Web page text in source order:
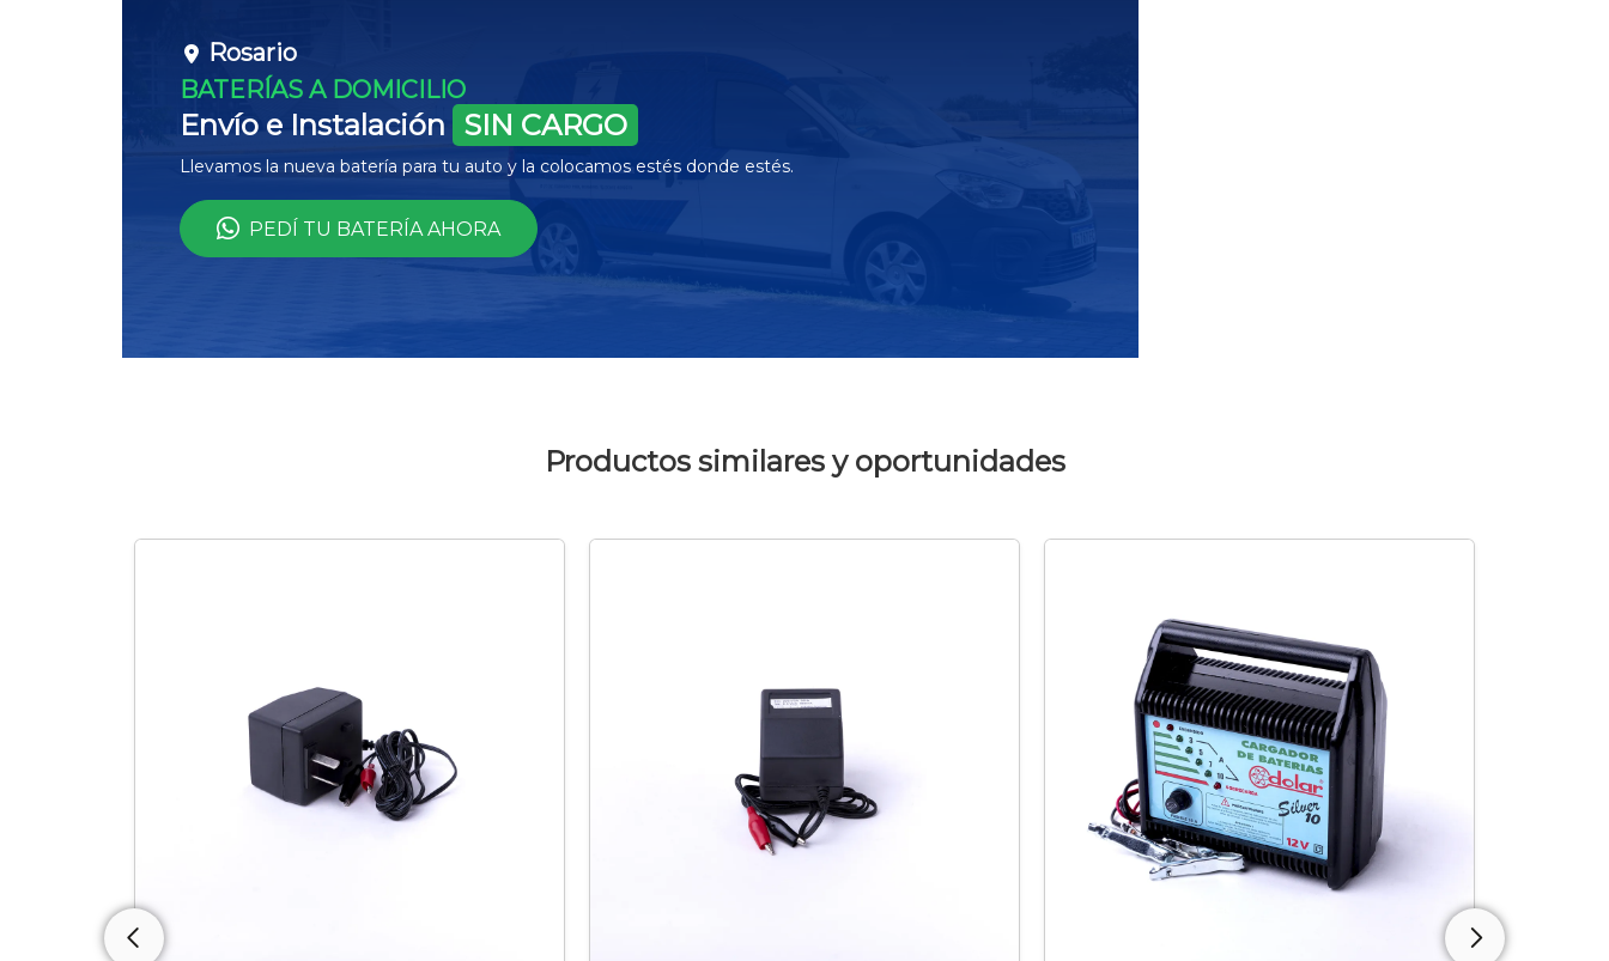
Rosario
BATERÍAS A DOMICILIO
Envío e Instalación SIN CARGO
Llevamos la nueva batería para tu auto y la colocamos estés donde estés.
PEDÍ TU BATERÍA AHORA
Productos similares y oportunidades